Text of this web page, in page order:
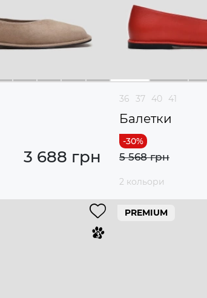
3 688 грн
36 37 40 41
Балетки
5 568 грн
2 кольори
PREMIUM